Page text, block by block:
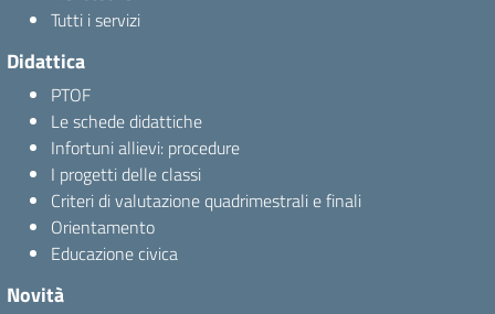
Tutti i servizi
Didattica
PTOF
Le schede didattiche
Infortuni allievi: procedure
I progetti delle classi
Criteri di valutazione quadrimestrali e finali
Orientamento
Educazione civica
Novità